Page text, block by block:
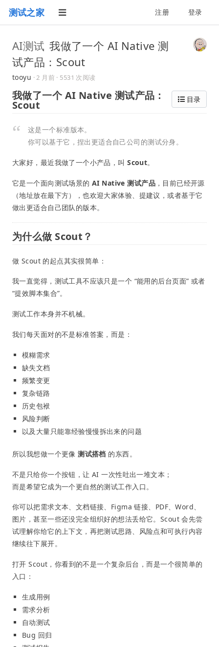
测试之家 注册 登录
AI测试 我做了一个 AI Native 测
试产品：Scout
tooyu ·2 月前 · 5531 次阅读
目录
我做了一个 AI Native 测试产品：
Scout
这是一个标准版本。
你可以基于它，捏出更适合自己公司的测试分身。
大家好，最近我做了一个小产品，叫Scout。
它是一个面向测试场景的AI Native 测试产品，目前已经开源
（地址放在最下方），也欢迎大家体验、提建议，或者基于它
做出更适合自己团队的版本。
为什么做 Scout？
做 Scout 的起点其实很简单：
我一直觉得，测试工具不应该只是一个 “能用的后台页面” 或者
“提效脚本集合”。
测试工作本身并不机械。
我们每天面对的不是标准答案，而是：
模糊需求
缺失文档
频繁变更
复杂链路
历史包袱
风险判断
以及大量只能靠经验慢慢拆出来的问题
所以我想做一个更像测试搭档 的东西。
不是只给你一个按钮，让 AI 一次性吐出一堆文本；
而是希望它成为一个更自然的测试工作入口。
你可以把需求文本、文档链接、Figma 链接、PDF、Word、
图片，甚至一些还没完全组织好的想法丢给它。Scout 会先尝
试理解你给它的上下文，再把测试思路、风险点和可执行内容
继续往下展开。
打开 Scout，你看到的不是一个复杂后台，而是一个很简单的
入口：
生成用例
需求分析
自动测试
Bug 回归